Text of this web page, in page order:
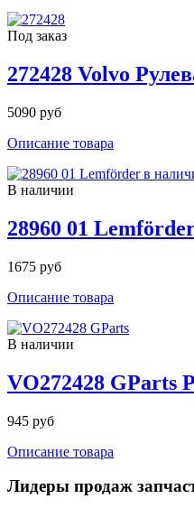
Под заказ
272428 Volvo
5090 руб
Описание товара
В наличии
28960 01
1675 руб
Описание товара
В наличии
VO272428 GParts
945 руб
Описание товара
Лидеры продаж